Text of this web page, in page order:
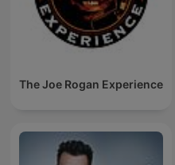
The Joe Rogan Experience